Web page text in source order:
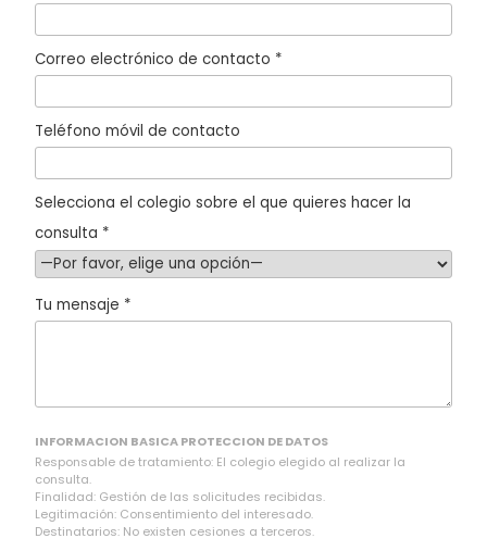
Correo electrónico de contacto *
Teléfono móvil de contacto
Selecciona el colegio sobre el que quieres hacer la
consulta *
Tu mensaje *
INFORMACION BASICA PROTECCION DE DATOS
Responsable de tratamiento: El colegio elegido al realizar la
consulta.
Finalidad: Gestión de las solicitudes recibidas.
Legitimación: Consentimiento del interesado.
Destinatarios: No existen cesiones a terceros.